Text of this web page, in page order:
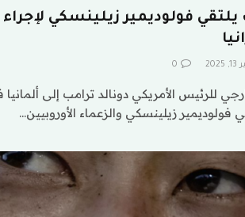
فولوديمير زيلينسكي
0
للرئيس الأمريكي دونالد ترامب إلى ألمانيا
فولوديمير زيلينسكي والزعماء الأوروبيين…